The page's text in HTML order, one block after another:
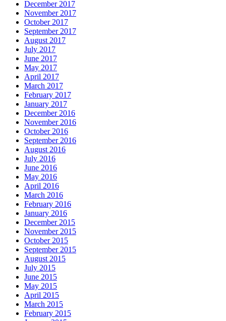
December 2017
November 2017
October 2017
September 2017
August 2017
July 2017
June 2017
May 2017
April 2017
March 2017
February 2017
January 2017
December 2016
November 2016
October 2016
September 2016
August 2016
July 2016
June 2016
May 2016
April 2016
March 2016
February 2016
January 2016
December 2015
November 2015
October 2015
September 2015
August 2015
July 2015
June 2015
May 2015
April 2015
March 2015
February 2015